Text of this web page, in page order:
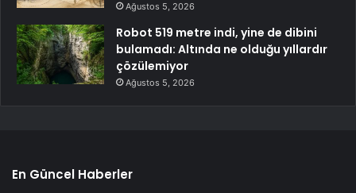
Ağustos 5, 2026
Robot 519 metre indi, yine de dibini
bulamadı: Altında ne olduğu yıllardır
çözülemiyor
Ağustos 5, 2026
En Güncel Haberler